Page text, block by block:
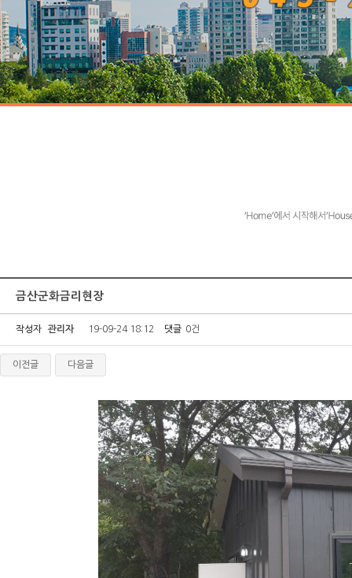
금산군화금리현장
작성자 관리자 19-09-24 18:12 댓글 0건
이전글 다음글